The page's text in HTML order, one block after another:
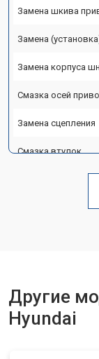
Замена шкива
Замена
Замена корпуса
Смазка осей
Замена сцепления
Смазка втулок
Ремонт втулок
Ремонт редуктора
Замена катушки
Другие
Hyundai